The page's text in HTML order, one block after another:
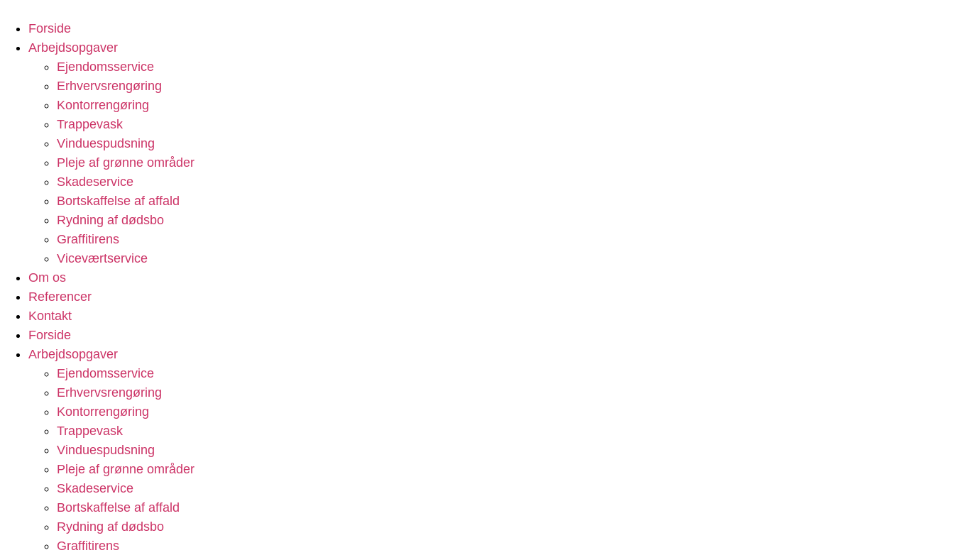
Forside
Arbejdsopgaver
Ejendomsservice
Erhvervsrengøring
Kontorrengøring
Trappevask
Vinduespudsning
Pleje af grønne områder
Skadeservice
Bortskaffelse af affald
Rydning af dødsbo
Graffitirens
Viceværtservice
Om os
Referencer
Kontakt
Forside
Arbejdsopgaver
Ejendomsservice
Erhvervsrengøring
Kontorrengøring
Trappevask
Vinduespudsning
Pleje af grønne områder
Skadeservice
Bortskaffelse af affald
Rydning af dødsbo
Graffitirens